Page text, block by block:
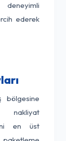
ederek
bölgesine
nakliyat
en üst